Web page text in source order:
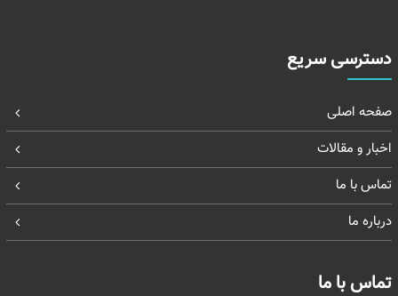
دسترسی سریع
صفحه اصلی
اخبار و مقالات
تماس با ما
درباره ما
تماس با ما